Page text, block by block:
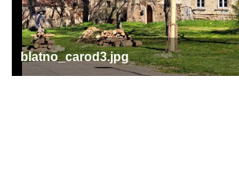
blatno_carod3.jpg